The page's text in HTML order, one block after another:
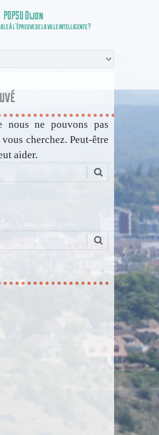
POPSU Dijon
à l’épreuve de la ville intelligente ?
nous ne pouvons pas
cherchez. Peut-être
aider.